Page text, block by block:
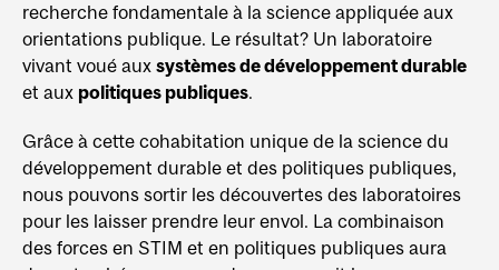
recherche fondamentale à la science appliquée aux
orientations publique. Le résultat? Un laboratoire
vivant voué aux systèmes de développement durable
et aux politiques publiques.
Grâce à cette cohabitation unique de la science du
développement durable et des politiques publiques,
nous pouvons sortir les découvertes des laboratoires
pour les laisser prendre leur envol. La combinaison
des forces en STIM et en politiques publiques aura